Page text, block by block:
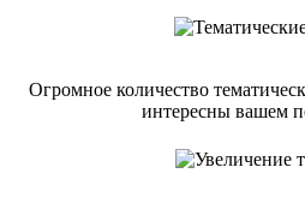
Огромное количество
интересны вашем